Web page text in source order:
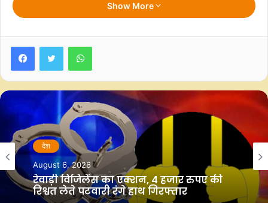
कर जान से मारने की धमकी दी गई। तीनों अभियुक्तों के खिलाफ पूर्व में भी
थाना रबूपुरा में गंभीर धाराओं के अंतर्गत मामला दर्ज किया गया है।
कानूनी कार्यवाही की जा रही है। इसके साथ ही यह भी जांच की जा रही है कि
कहीं यह गिरोह इस प्रकार की अन्य ठगी की घटनाओं में शामिल तो नहीं रहा
है।
गौरतलब है कि जमीन को लेकर पहले भी कई धोखाधड़ी के मामले सामने आ
चुके हैं, जिनमें करोड़ों रुपए की धोखाधड़ी का आरोप अपराधियों पर लग चुका
है। जमीन के पेपर भी बदलकर उससे लोगों को ठगा जा चुका है।
Show More
FacebookTwitter WhatsApp
देश
August 6, 2026
रेवाड़ी विजिलेंस का एक्शन, 4 हजार रुपए की
रिश्वत लेते पटवारी रंगे हाथ गिरफ्तार